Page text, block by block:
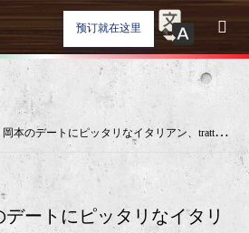
预订就在这里
にピッタリなイタリアン、trattoria 漣☆2021年聖なる夜に★豪華！！クリスマスコース☆彡
ートにピッタリなイタリ